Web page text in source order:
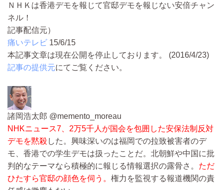
ＮＨＫは香港デモを報じて官邸デモを報じない安倍チャン
ネル！
記事配信元）
痛いテレビ 15/6/15
本記事文章は現在公開を停止しております。 (2016/4/23)
記事の提供元にてご覧ください。
諸岡浩太郎 @memento_moreau
NHKニュース7、2万5千人が国会を包囲した安保法制反対
デモを黙殺した。興味深いのは福岡での拉致被害者のデ
モ、香港での学生デモは扱ったことだ。北朝鮮や中国に批
判的なテーマなら積極的に報じる情報選択の露骨さ。 ただ
ひたすら官邸の顔色を伺う。 権力を監視する報道機関の責